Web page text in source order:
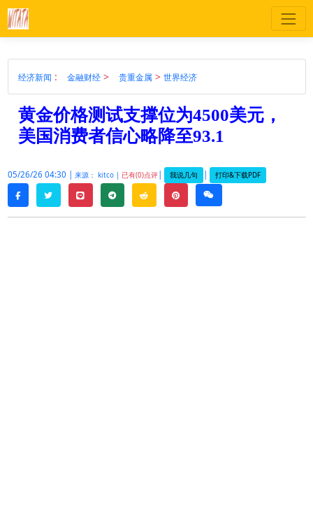
经济新闻 : 金融财经> 贵重金属 > 世界经济
黄金价格测试支撑位为4500美元，
美国消费者信心略降至93.1
05/26/26 04:30 | 来源： kitco | 已有(0)点评| 我说几句 | 打印&下载PDF
facebooktwitterline telegramreddit pinterestweixin